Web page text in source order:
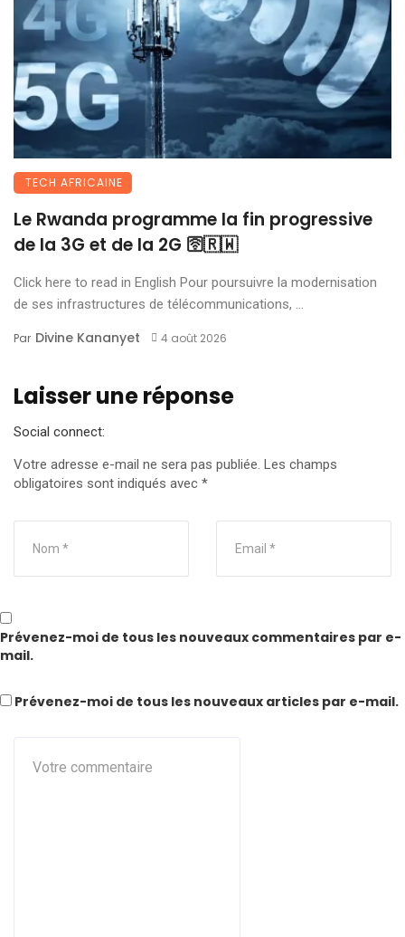
TECH AFRICAINE
Le Rwanda programme la fin progressive
de la 3G et de la 2G 🛜🇷🇼
Click here to read in English Pour poursuivre la modernisation
de ses infrastructures de télécommunications, ...
Par Divine Kananyet 4 août 2026
Laisser une réponse
Social connect:
Votre adresse e-mail ne sera pas publiée. Les champs
obligatoires sont indiqués avec *
Prévenez-moi de tous les nouveaux commentaires par e-
mail.
Prévenez-moi de tous les nouveaux articles par e-mail.